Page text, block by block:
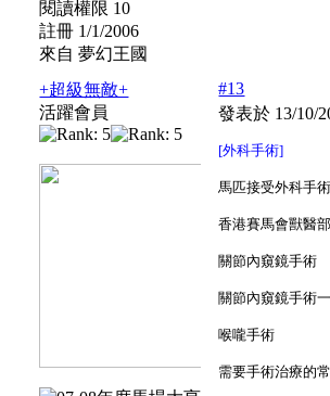
閱讀權限 10
註冊 1/1/2006
來自 夢幻王國
+超級無敵+
活躍會員
#13
發表於 13/10/
[外科手術]
馬匹接受外科手
香港賽馬會獸醫
關節內窺鏡手術
關節內窺鏡手術
喉嚨手術
需要手術治療的